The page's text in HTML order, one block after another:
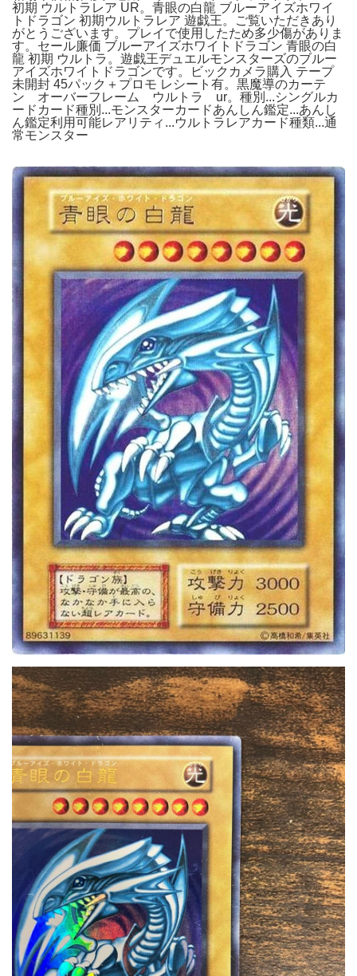
初期 ウルトラレア UR。青眼の白龍 ブルーアイズホワイ
トドラゴン 初期ウルトラレア 遊戯王。ご覧いただきあり
がとうございます。プレイで使用したため多少傷がありま
す。セール廉価 ブルーアイズホワイトドラゴン 青眼の白
龍 初期 ウルトラ。遊戯王デュエルモンスターズのブルー
アイズホワイトドラゴンです。ビックカメラ購入 テープ
未開封 45パック＋プロモ レシート有。黒魔導のカーテ
ン オーバーフレーム ウルトラ ur。種別...シングルカ
ードカード種別...モンスターカードあんしん鑑定...あんし
ん鑑定利用可能レアリティ...ウルトラレアカード種類...通
常モンスター